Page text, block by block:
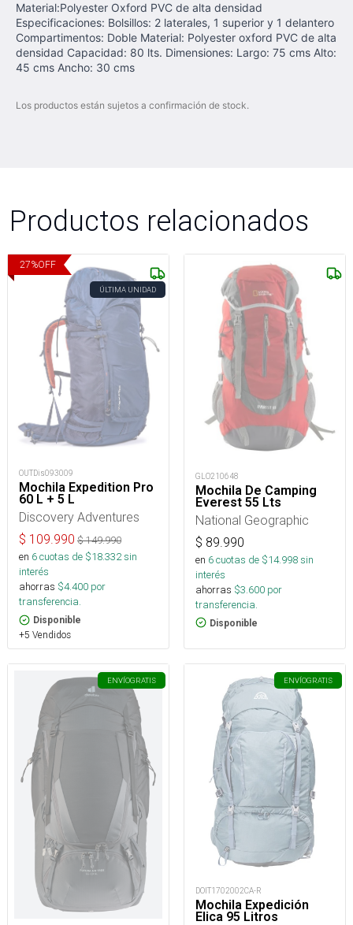
Material:Polyester Oxford PVC de alta densidad
Especificaciones: Bolsillos: 2 laterales, 1 superior y 1 delantero
Compartimentos: Doble Material: Polyester oxford PVC de alta
densidad Capacidad: 80 lts. Dimensiones: Largo: 75 cms Alto:
45 cms Ancho: 30 cms
Los productos están sujetos a confirmación de stock.
Productos relacionados
27%OFF
ÚLTIMA UNIDAD
OUTDis093009
Mochila Expedition Pro
60 L + 5 L
Discovery Adventures
$ 109.990 $149.990
en 6cuotas de $18.332sin
interés
ahorras $4.400 por
transferencia.
Disponible
+5 Vendidos
GLO210648
Mochila De Camping
Everest 55 Lts
National Geographic
$ 89.990
en 6cuotas de $14.998sin
interés
ahorras $3.600 por
transferencia.
Disponible
ENVÍOGRATIS ENVÍOGRATIS
DOIT1702002CA-R
Mochila Expedición
Elica 95 Litros